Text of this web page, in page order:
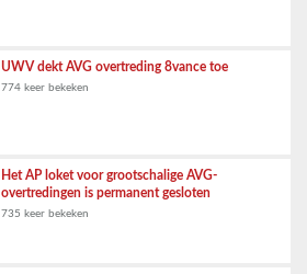
UWV dekt AVG overtreding 8vance toe
774 keer bekeken
Het AP loket voor grootschalige AVG-
overtredingen is permanent gesloten
735 keer bekeken